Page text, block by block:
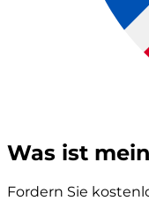
Was ist
Fordern Sie